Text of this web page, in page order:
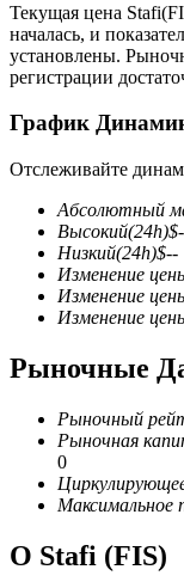
USDT-
обеспечения
Фьючерсы на
TradFi
сырьевые
Текущая цена
началась, и
установлены.
регистрации
График
Отслеживайте
Абсолютный
Высокий(24h)$
Низкий(24h)$--
Изменение
Изменение
Изменение
Рыночные
Рыночный
Рыночная
0
Максимальное
О Stafi (FIS)